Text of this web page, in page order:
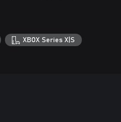
XBOX Series X|S